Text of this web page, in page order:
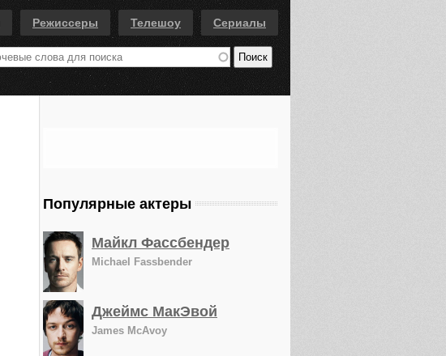
Режиссеры Телешоу Сериалы
Популярные актеры
Майкл Фассбендер
Michael Fassbender
Джеймс МакЭвой
James McAvoy